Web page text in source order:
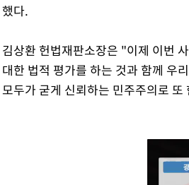
했다.
김상환 헌법재판소장은 "이제 이번
대한 법적 평가를 하는 것과 함께 우
모두가 굳게 신뢰하는 민주주의로